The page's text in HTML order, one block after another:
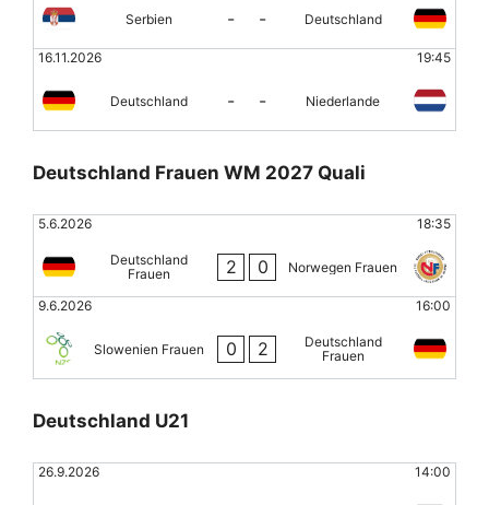
Serbien - - Deutschland
16.11.2026 19:45
Deutschland - - Niederlande
Deutschland Frauen WM 2027 Quali
5.6.2026 18:35
Deutschland
Frauen
2 0 Norwegen Frauen
9.6.2026 16:00
Slowenien Frauen 0 2
Deutschland
Frauen
Deutschland U21
26.9.2026 14:00